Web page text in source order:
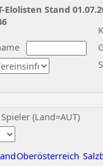
(Land=AUT)
Oberösterreich
Elolisten Stand